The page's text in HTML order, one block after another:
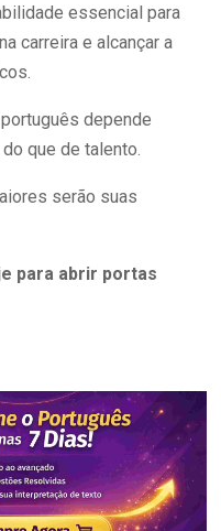
essencial para
carreira e alcançar a
depende
que de talento.
serão suas
para abrir portas